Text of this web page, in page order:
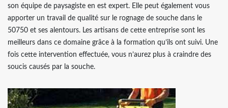
son équipe de paysagiste en est expert. Elle peut également vous
apporter un travail de qualité sur le rognage de souche dans le
50750 et ses alentours. Les artisans de cette entreprise sont les
meilleurs dans ce domaine grâce à la formation qu’ils ont suivi. Une
fois cette intervention effectuée, vous n’aurez plus à craindre des
soucis causés par la souche.